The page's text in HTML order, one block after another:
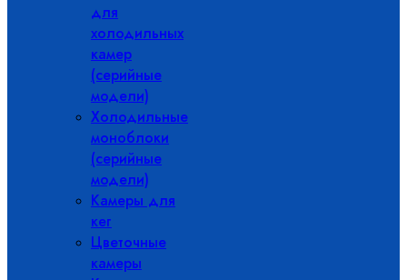
для
холодильных
камер
(серийные
модели)
Холодильные
моноблоки
(серийные
модели)
Камеры для
кег
Цветочные
камеры